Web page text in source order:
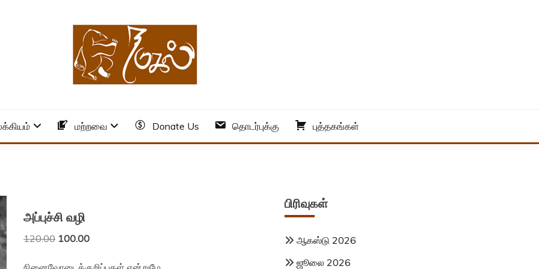
மற்றவை Donate Us தொடர்புக்கு புத்தகங்கள்
அப்புச்சி வழி
120.00 Original
was:
100.00Current
is:
பிரிவுகள்
ஆகஸ்டு 2026
ஜூலை 2026